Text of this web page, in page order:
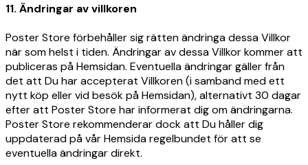
11. Ändringar av villkoren
Poster Store förbehåller sig rätten ändringa dessa Villkor
när som helst i tiden. Ändringar av dessa Villkor kommer att
publiceras på Hemsidan. Eventuella ändringar gäller från
det att Du har accepterat Villkoren (i samband med ett
nytt köp eller vid besök på Hemsidan), alternativt 30 dagar
efter att Poster Store har informerat dig om ändringarna.
Poster Store rekommenderar dock att Du håller dig
uppdaterad på vår Hemsida regelbundet för att se
eventuella ändringar direkt.